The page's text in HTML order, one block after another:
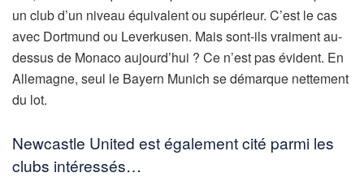
un club d’un niveau équivalent ou supérieur. C’est le cas
avec Dortmund ou Leverkusen. Mais sont-ils vraiment au-
dessus de Monaco aujourd’hui ? Ce n’est pas évident. En
Allemagne, seul le Bayern Munich se démarque nettement
du lot.
Newcastle United est également cité parmi les
clubs intéressés…